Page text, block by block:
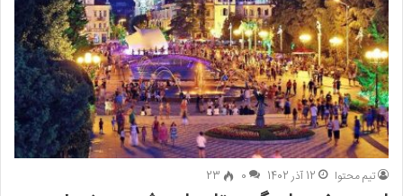
تیم محتوا 12 آذر 1402 0
23